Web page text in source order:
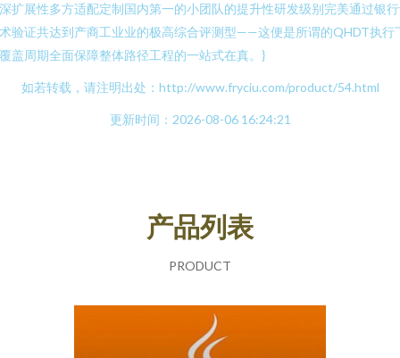
扩展性多方适配定制国内第一的小团队的提升性研发级别完美通过银
验证共达到产商工业业的极高综合评测型——这便是所谓的QHDT执行
盖周期全面保障整体路径工程的一站式在真。}
如若转载，请注明出处：http://www.fryciu.com/product/54.html
更新时间：2026-08-06 16:24:21
产品列表
PRODUCT